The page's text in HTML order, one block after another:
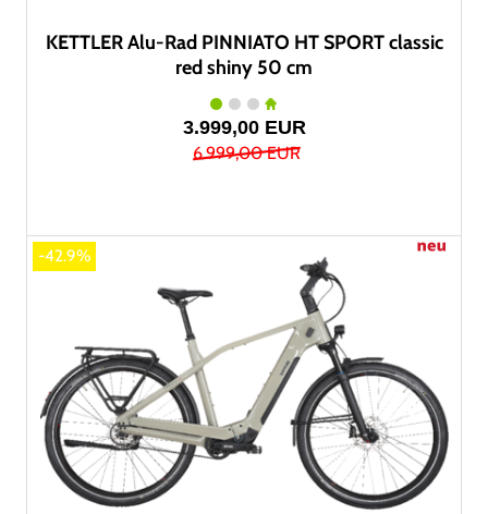
KETTLER Alu-Rad PINNIATO HT SPORT classic
red shiny 50 cm
3.999,00 EUR
6.999,00 EUR
-42.9%